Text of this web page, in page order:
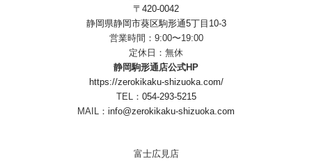
〒420-0042
静岡県静岡市葵区駒形通5丁目10-3
営業時間：9:00〜19:00
定休日：無休
静岡駒形通店公式HP
https://zerokikaku-shizuoka.com/
TEL： 054-293-5215
MAIL： info@zerokikaku-shizuoka.com
富士広見店